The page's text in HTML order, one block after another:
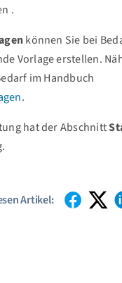
.
können Sie bei
Vorlage erstellen.
im Handbuch
.
hat der Abschnitt
Artikel: